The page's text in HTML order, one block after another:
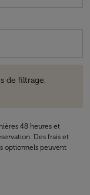
de filtrage.
48 heures et
Des frais et
optionnels peuvent